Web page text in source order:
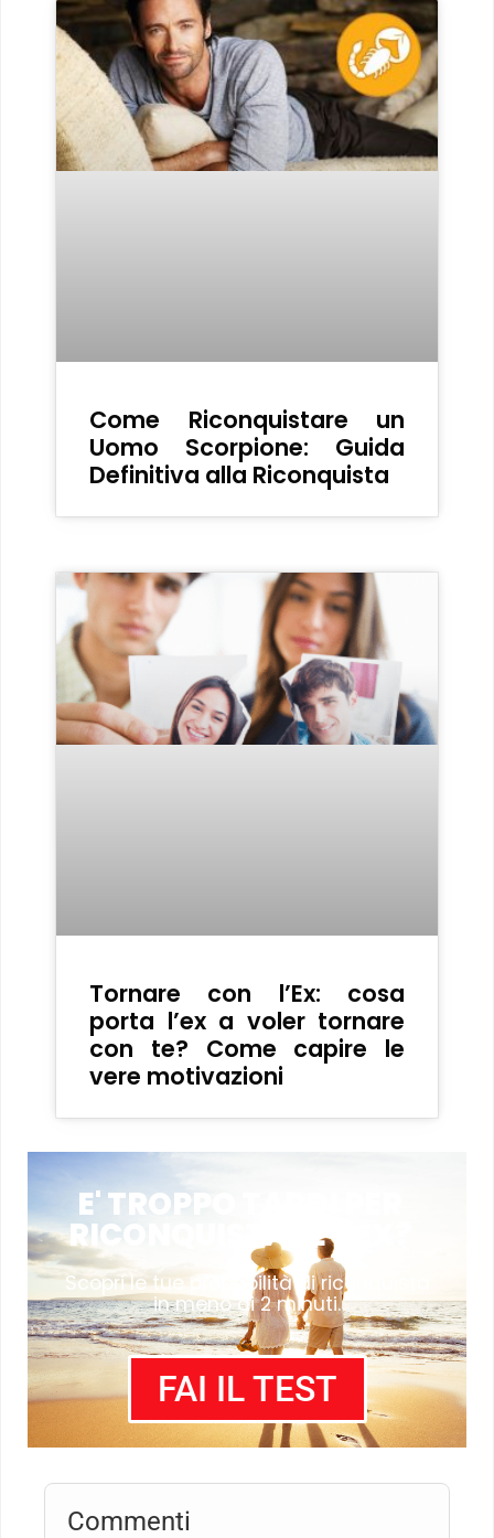
Come Riconquistare un
Uomo Scorpione: Guida
Definitiva alla Riconquista
Tornare con l’Ex: cosa
porta l’ex a voler tornare
con te? Come capire le
vere motivazioni
E' TROPPO TARDI PER
RICONQUISTARE L'EX?
Scopri le tue probabilità di riconquista
in meno di 2 minuti.
FAI IL TEST
Commenti